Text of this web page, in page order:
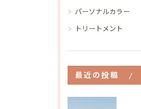
パーソナルカラー
トリートメント
最近の投稿